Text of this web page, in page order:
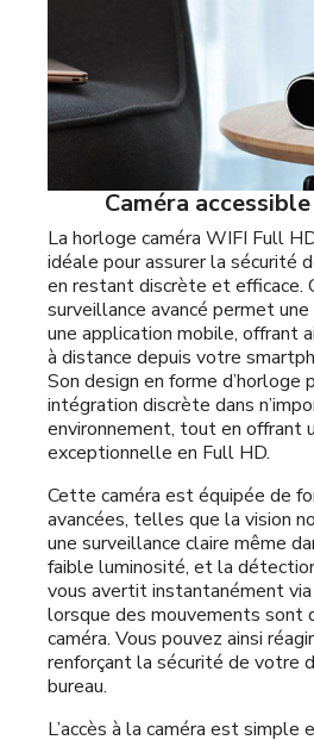
Caméra
La horloge caméra WIFI Full
idéale pour assurer la sécurité
en restant discrète et efficace.
surveillance avancé permet
une application mobile, offrant
à distance depuis votre
Son design en forme d’horloge
intégration discrète dans
environnement, tout en offrant
exceptionnelle en Full HD.
Cette caméra est équipée de
avancées, telles que la vision
une surveillance claire même
faible luminosité, et la
vous avertit instantanément
lorsque des mouvements sont
caméra. Vous pouvez ainsi
renforçant la sécurité de votre
bureau.
L’accès à la caméra est simple